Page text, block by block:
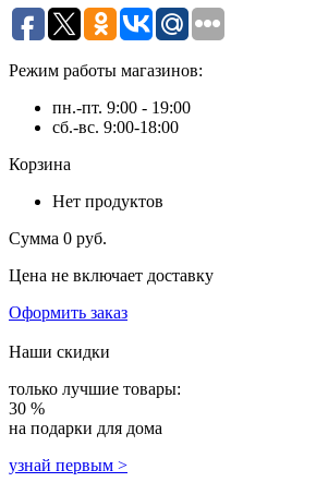
Режим работы магазинов:
пн.-пт. 9:00 - 19:00
сб.-вс. 9:00-18:00
Корзина
Нет продуктов
Сумма 0 руб.
Цена не включает доставку
Оформить заказ
Наши скидки
только лучшие товары:
30 %
на подарки для дома
узнай первым >